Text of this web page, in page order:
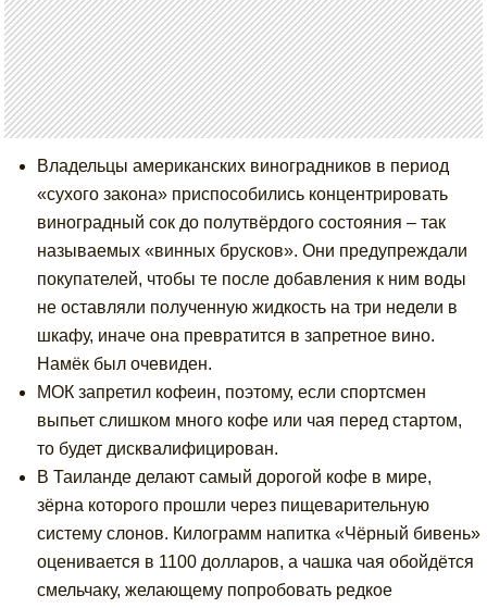
Владельцы американских виноградников в период
«сухого закона» приспособились концентрировать
виноградный сок до полутвёрдого состояния – так
называемых «винных брусков». Они предупреждали
покупателей, чтобы те после добавления к ним воды
не оставляли полученную жидкость на три недели в
шкафу, иначе она превратится в запретное вино.
Намёк был очевиден.
МОК запретил кофеин, поэтому, если спортсмен
выпьет слишком много кофе или чая перед стартом,
то будет дисквалифицирован.
В Таиланде делают самый дорогой кофе в мире,
зёрна которого прошли через пищеварительную
систему слонов. Килограмм напитка «Чёрный бивень»
оценивается в 1100 долларов, а чашка чая обойдётся
смельчаку, желающему попробовать редкое